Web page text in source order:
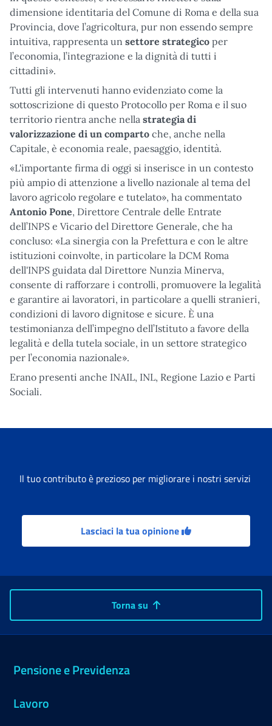
dimensione identitaria del Comune di Roma e della sua
Provincia, dove l’agricoltura, pur non essendo sempre
intuitiva, rappresenta un settore strategico per
l’economia, l’integrazione e la dignità di tutti i
cittadini».
Tutti gli intervenuti hanno evidenziato come la
sottoscrizione di questo Protocollo per Roma e il suo
territorio rientra anche nella strategia di
valorizzazione di un comparto che, anche nella
Capitale, è economia reale, paesaggio, identità.
«L'importante firma di oggi si inserisce in un contesto
più ampio di attenzione a livello nazionale al tema del
lavoro agricolo regolare e tutelato», ha commentato
Antonio Pone, Direttore Centrale delle Entrate
dell’INPS e Vicario del Direttore Generale, che ha
concluso: «La sinergia con la Prefettura e con le altre
istituzioni coinvolte, in particolare la DCM Roma
dell'INPS guidata dal Direttore Nunzia Minerva,
consente di rafforzare i controlli, promuovere la legalità
e garantire ai lavoratori, in particolare a quelli stranieri,
condizioni di lavoro dignitose e sicure. È una
testimonianza dell’impegno dell’Istituto a favore della
legalità e della tutela sociale, in un settore strategico
per l’economia nazionale».
Erano presenti anche INAIL, INL, Regione Lazio e Parti
Sociali.
Il tuo contributo è prezioso per migliorare i nostri servizi
Lasciaci la tua opinione
Torna su
Pensione e Previdenza
Lavoro